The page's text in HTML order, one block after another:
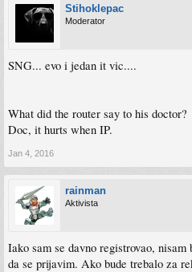
Stihoklepac
Moderator
SNG... evo i jedan it vic....
What did the router say to his doctor?
Doc, it hurts when IP.
Jan 4, 2016
rainman
Aktivista
Iako sam se davno registrovao,
da se prijavim. Ako bude trebalo za